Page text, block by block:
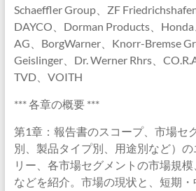
Schaeffler Group、ZF
DAYCO、Dorman Products、
AG、BorgWarner、Knorr-Bremse
Geislinger、Dr. Werner Rhrs、
TVD、VOITH
*** 各章の概要 ***
第1章：報告書のスコープ、市場セ
別、製品タイプ別、用途別など）
リー、各市場セグメントの市場規
などを紹介。市場の現状と、短期